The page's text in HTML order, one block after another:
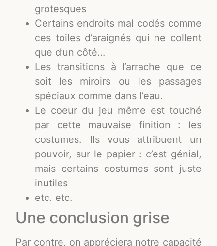
grotesques
Certains endroits mal codés comme
ces toiles d’araignés qui ne collent
que d’un côté…
Les transitions à l’arrache que ce
soit les miroirs ou les passages
spéciaux comme dans l’eau.
Le coeur du jeu même est touché
par cette mauvaise finition : les
costumes. Ils vous attribuent un
pouvoir, sur le papier : c’est génial,
mais certains costumes sont juste
inutiles
etc. etc.
Une conclusion grise
Par contre, on appréciera notre capacité